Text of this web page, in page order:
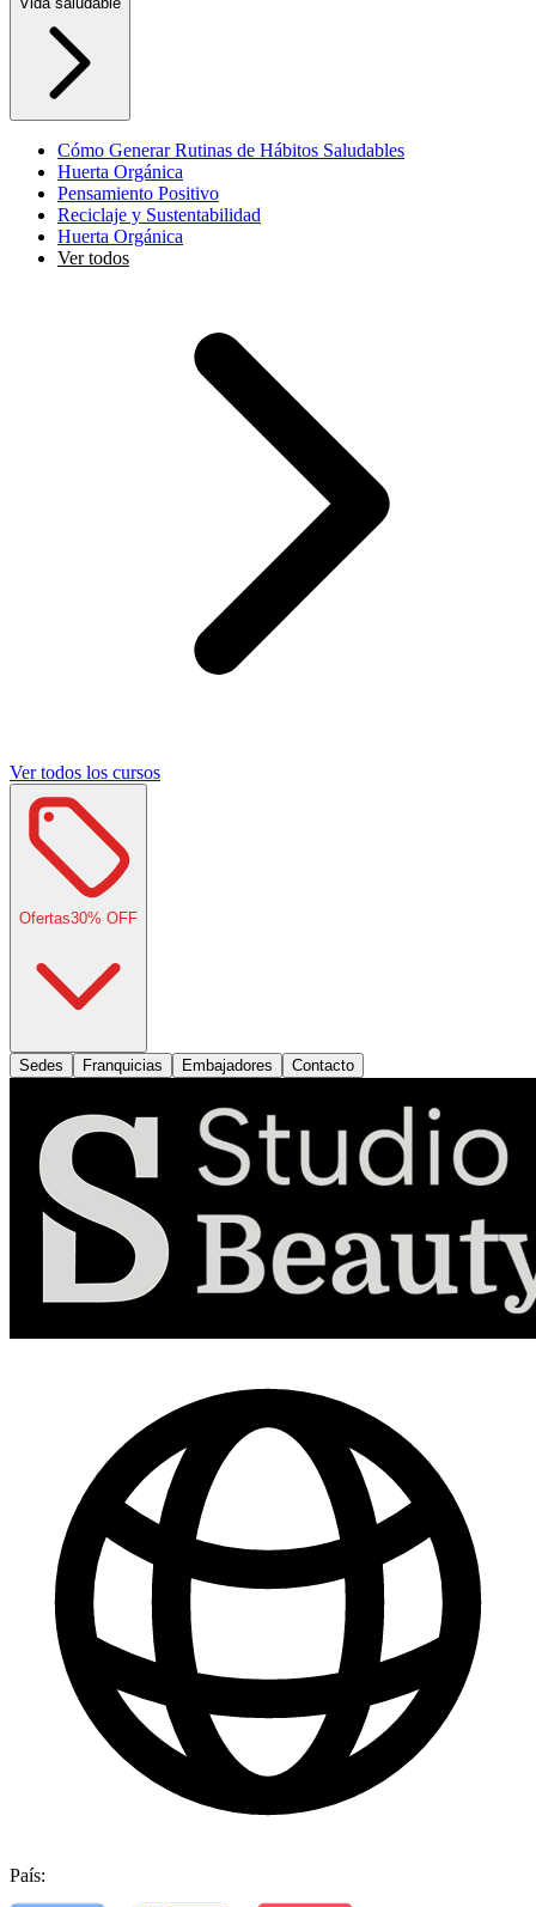
Cómo Generar Rutinas de Hábitos Saludables
Huerta Orgánica
Pensamiento Positivo
Reciclaje y Sustentabilidad
Huerta Orgánica
Ver todos
Ver todos los cursos
Ofertas30% OFF
Marketing de Contenido para Redes Sociales
$ 44.800 $ 64.000
Comprar
Sedes Franquicias Embajadores Contacto
País: